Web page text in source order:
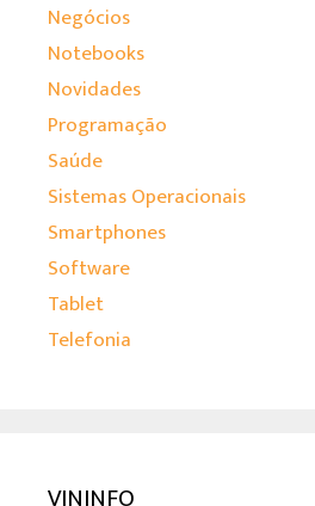
Negócios
Notebooks
Novidades
Programação
Saúde
Sistemas Operacionais
Smartphones
Software
Tablet
Telefonia